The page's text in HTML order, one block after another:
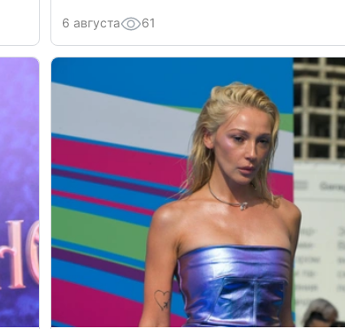
6 августа 61